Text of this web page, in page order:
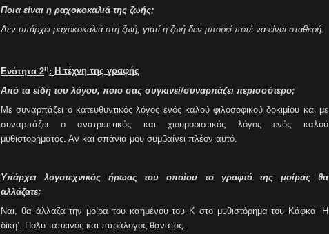
Ποια είναι η ραχοκοκαλιά της ζωής;
Δεν υπάρχει ραχοκοκαλιά στη ζωή, γιατί η ζωή δεν μπορεί ποτέ να είναι σταθερή.
Ενότητα 2η: H τέχνη της γραφής
Από τα είδη του λόγου, ποιο σας συγκινεί/συναρπάζει περισσότερο;
Με συναρπάζει ο κατευθυντικός λόγος ενός καλού φιλοσοφικού δοκιμίου και με
συναρπάζει ο ανατρεπτικός και χιουμοριστικός λόγος ενός καλού
μυθιστορήματος. Αν και σπάνια μου συμβαίνει πλέον αυτό.
Υπάρχει λογοτεχνικός ήρωας του οποίου το γραφτό της μοίρας θα
αλλάζατε;
Ναι, θα άλλαζα την μοίρα του καημένου του Κ στο μυθιστόρημα του Κάφκα ‘Η
δίκη’. Πολύ ταπεινός και παράλογος θάνατος.